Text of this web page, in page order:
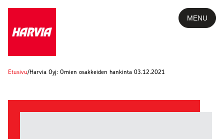
MENU
Etusivu/Harvia Oyj: Omien osakkeiden hankinta 03.12.2021